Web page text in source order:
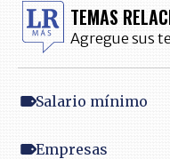
TEMAS
Agregue sus
Salario mínimo
Empresas